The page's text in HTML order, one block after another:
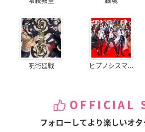
呪術廻戦 ヒプノシスマ...
OFFICIAL
フォローしてより楽しいオタ